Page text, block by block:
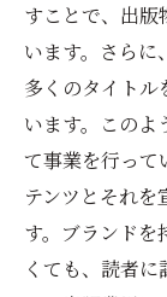
すことで、出版
います。さらに
多くのタイトル
います。このよ
て事業を行って
テンツとそれ
す。ブランドを
くても、読者